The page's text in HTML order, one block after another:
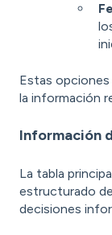
Estas
la información
Información
La tabla
estructurado
decisiones